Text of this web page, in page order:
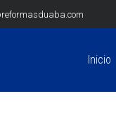
Inicio